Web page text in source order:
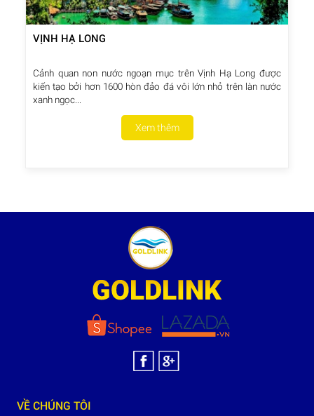
VỊNH HẠ LONG
Cảnh quan non nước ngoạn mục trên Vịnh Hạ Long được
kiến tạo bởi hơn 1600 hòn đảo đá vôi lớn nhỏ trên làn nước
xanh ngọc...
Xem thêm
VỀ CHÚNG TÔI